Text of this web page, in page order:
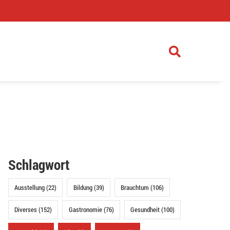
Schlagwort
Ausstellung (22) Bildung (39) Brauchtum (106)
Diverses (152) Gastronomie (76) Gesundheit (100)